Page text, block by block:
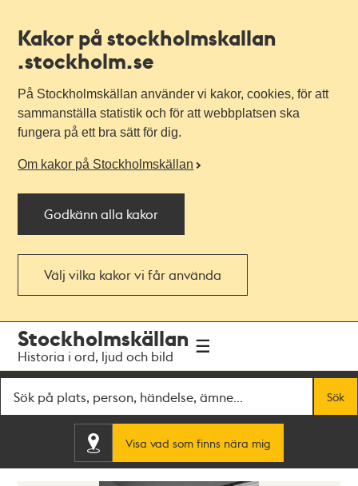
Kakor på stockholmskallan
.stockholm.se
På Stockholmskällan använder vi kakor, cookies, för att
sammanställa statistik och för att webbplatsen ska
fungera på ett bra sätt för dig.
Om kakor på Stockholmskällan
Godkänn alla kakor
Välj vilka kakor vi får använda
navigationen
huvudinnehållet
Stockholmskällan
Historia i ord, ljud och bild
Sök
Visa vad som finns nära mig